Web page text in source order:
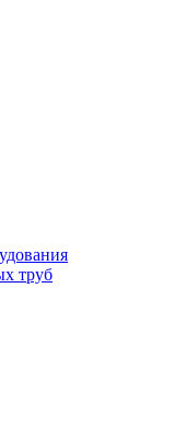
труб